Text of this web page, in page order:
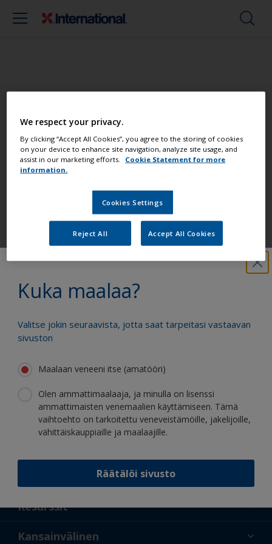
Kuka maalaa?
Valitse jokin seuraavista, jotta saat tarpeitasi vastaavan
sivuston
Maalaan veneeni itse (amatööri)
Olen ammattimaalaaja, ja minulla on lisenssi
ammattimaisten venemaalien käyttämiseen. Tämä
vaihtoehto on tarkoitettu veneveistämöille, jakelijoille,
vähittäiskauppiaille ja maalaajille.
Räätälöi sivusto
Etsi parhaat tuotteet, joilla voit pitää
veneesi loistokunnossa
Saat kaiken tuen, jota tarvitset
varmaan maalaamiseen
Hyödy jatkuvasta innovaatiostamme ja
tieteellisestä asiantuntemuksestamme
Seuraa Internationalia:
Resurssit
Uusi
Kansainvälinen
We respect your privacy.
By clicking “Accept All Cookies”, you agree to the storing of cookies
on your device to enhance site navigation, analyze site usage, and
assist in our marketing efforts. Cookie Statement for more
information.
Cookies Settings
Reject All Accept All Cookies